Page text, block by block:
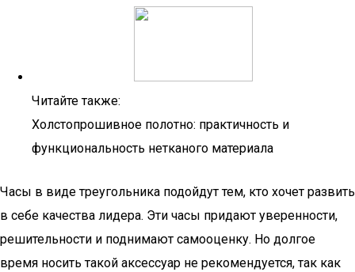
Читайте также:
Холстопрошивное полотно: практичность и
функциональность нетканого материала
Часы в виде треугольника подойдут тем, кто хочет развить
в себе качества лидера. Эти часы придают уверенности,
решительности и поднимают самооценку. Но долгое
время носить такой аксессуар не рекомендуется, так как